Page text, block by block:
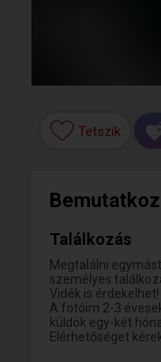
Tetszik
Találkozás
Megtalálni
személyes
Vidék is érdekelhet!
A fotóim 2-3
küldök egy-két
Elérhetőséget